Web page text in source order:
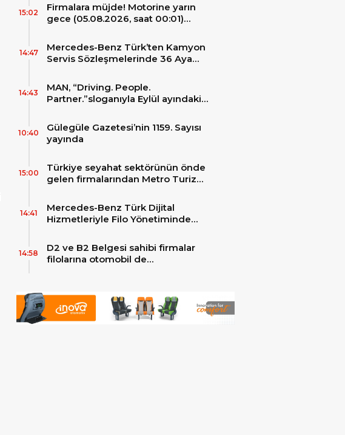
Firmalara müjde! Motorine yarın
gece (05.08.2026, saat 00:01)
bekleniyor.
15:02
Mercedes-Benz Türk’ten Kamyon
Servis Sözleşmelerinde 36 Aya
14:47
MAN, “Driving. People.
Partner.”sloganıyla Eylül ayındaki
14:43
Gülegüle Gazetesi’nin 1159. Sayısı
yayında
10:40
Türkiye seyahat sektörünün önde
gelen firmalarından Metro Turizm
zirvesindeki 2 adet yepyeni MAN
Skyliner ile güçlendirdi!
15:00
Mercedes-Benz Türk Dijital
Hizmetleriyle Filo Yönetiminde
14:41
D2 ve B2 Belgesi sahibi firmalar
filolarına otomobil de
14:58